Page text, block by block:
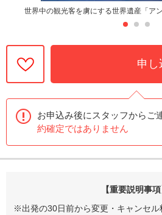
世界中の観光客を虜にする世界遺産「ア
申し
お申込み後にスタッフからご
約確定ではありません
【重要説明事項
※出発の30日前から変更・キャンセル